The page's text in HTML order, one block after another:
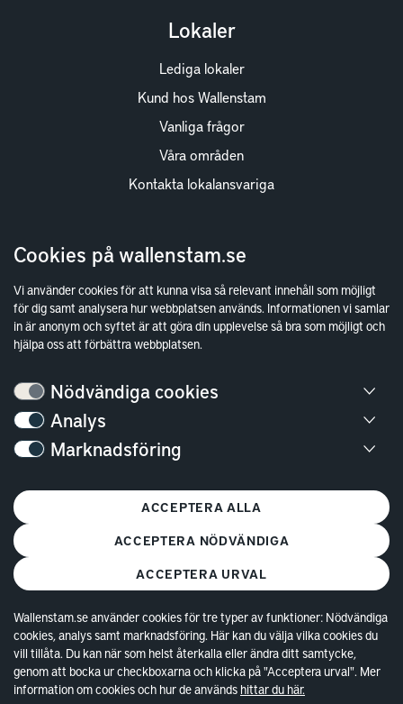
Cookies på wallenstam.se
Vi använder cookies för att kunna visa så relevant innehåll som möjligt
för dig samt analysera hur webbplatsen används. Informationen vi samlar
in är anonym och syftet är att göra din upplevelse så bra som möjligt och
hjälpa oss att förbättra webbplatsen.
Nödvändiga cookies
Analys
Marknadsföring
ACCEPTERA ALLA
ACCEPTERA NÖDVÄNDIGA
ACCEPTERA URVAL
Wallenstam.se använder cookies för tre typer av funktioner: Nödvändiga
cookies, analys samt marknadsföring. Här kan du välja vilka cookies du
vill tillåta. Du kan när som helst återkalla eller ändra ditt samtycke,
genom att bocka ur checkboxarna och klicka på "Acceptera urval". Mer
information om cookies och hur de används hittar du här.
Lokaler
Lediga lokaler
Kund hos Wallenstam
Vanliga frågor
Våra områden
Kontakta lokalansvariga
Finansiella rapporter
Sök fakturamottagare
Hållbarhet
Kontakt
Kundservice
Göteborg
© Copyright 2026 Wallenstam AB (publ) Cookies